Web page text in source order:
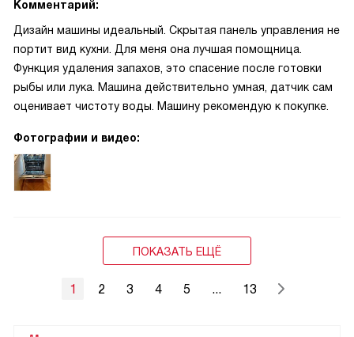
Комментарий:
Дизайн машины идеальный. Скрытая панель управления не
портит вид кухни. Для меня она лучшая помощница.
Функция удаления запахов, это спасение после готовки
рыбы или лука. Машина действительно умная, датчик сам
оценивает чистоту воды. Машину рекомендую к покупке.
Фотографии и видео:
ПОКАЗАТЬ ЕЩЁ
1 2 3 4 5 ... 13